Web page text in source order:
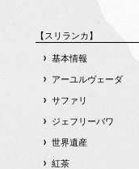
【スリランカ】
基本情報
アーユルヴェーダ
サファリ
ジェフリーバワ
世界遺産
紅茶